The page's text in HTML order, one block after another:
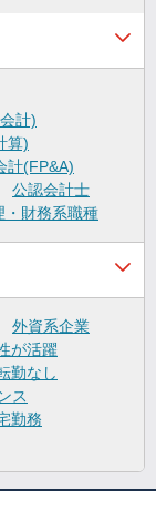
計)
算)
計(FP&A)
公認会計士
・財務系職種
外資系企業
が活躍
勤なし
ス
勤務